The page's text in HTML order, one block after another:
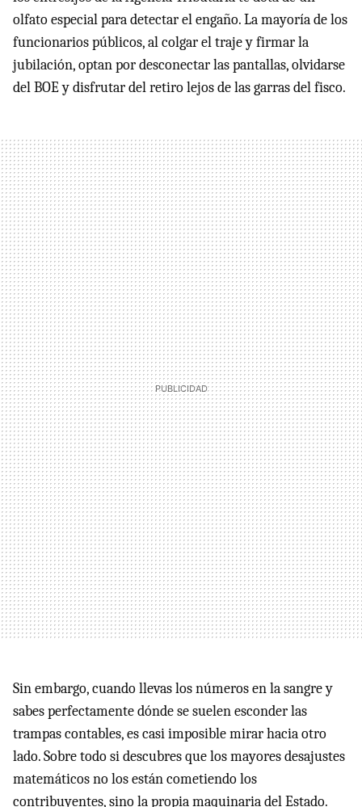
olfato especial para detectar el engaño. La mayoría de los
funcionarios públicos, al colgar el traje y firmar la
jubilación, optan por desconectar las pantallas, olvidarse
del BOE y disfrutar del retiro lejos de las garras del fisco.
Sin embargo, cuando llevas los números en la sangre y
sabes perfectamente dónde se suelen esconder las
trampas contables, es casi imposible mirar hacia otro
lado. Sobre todo si descubres que los mayores desajustes
matemáticos no los están cometiendo los
contribuyentes, sino la propia maquinaria del Estado.